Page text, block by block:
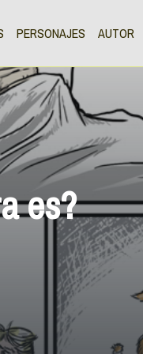
PERSONAJES AUTOR
es?